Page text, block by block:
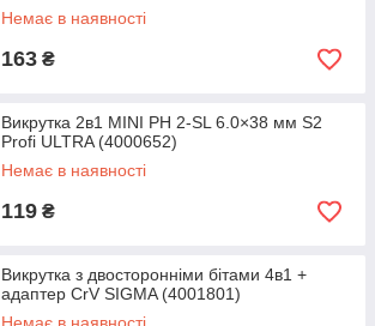
Немає в наявності
163 ₴
Викрутка 2в1 MINI PH 2-SL 6.0×38 мм S2
Profi ULTRA (4000652)
Немає в наявності
119 ₴
Викрутка з двосторонніми бітами 4в1 +
адаптер CrV SIGMA (4001801)